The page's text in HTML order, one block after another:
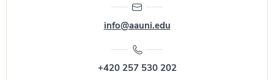
info@aauni.edu
+420 257 530 202